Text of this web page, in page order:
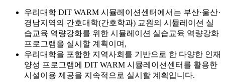
우리대학 DIT WARM 시뮬레이션센터에서는 부산·울산·
경남지역의 간호대학(간호학과) 교원의 시뮬레이션 실
습교육 역량강화를 위한 시뮬레이션 실습교육 역량강화
프로그램을 실시할 계획이며,
우리대학을 포함한 지역사회를 기반으로 한 다양한 인재
양성 프로그램에 DIT WARM 시뮬레이션센터를 활용한
시설이용 제공을 지속적으로 실시할 계획입니다.